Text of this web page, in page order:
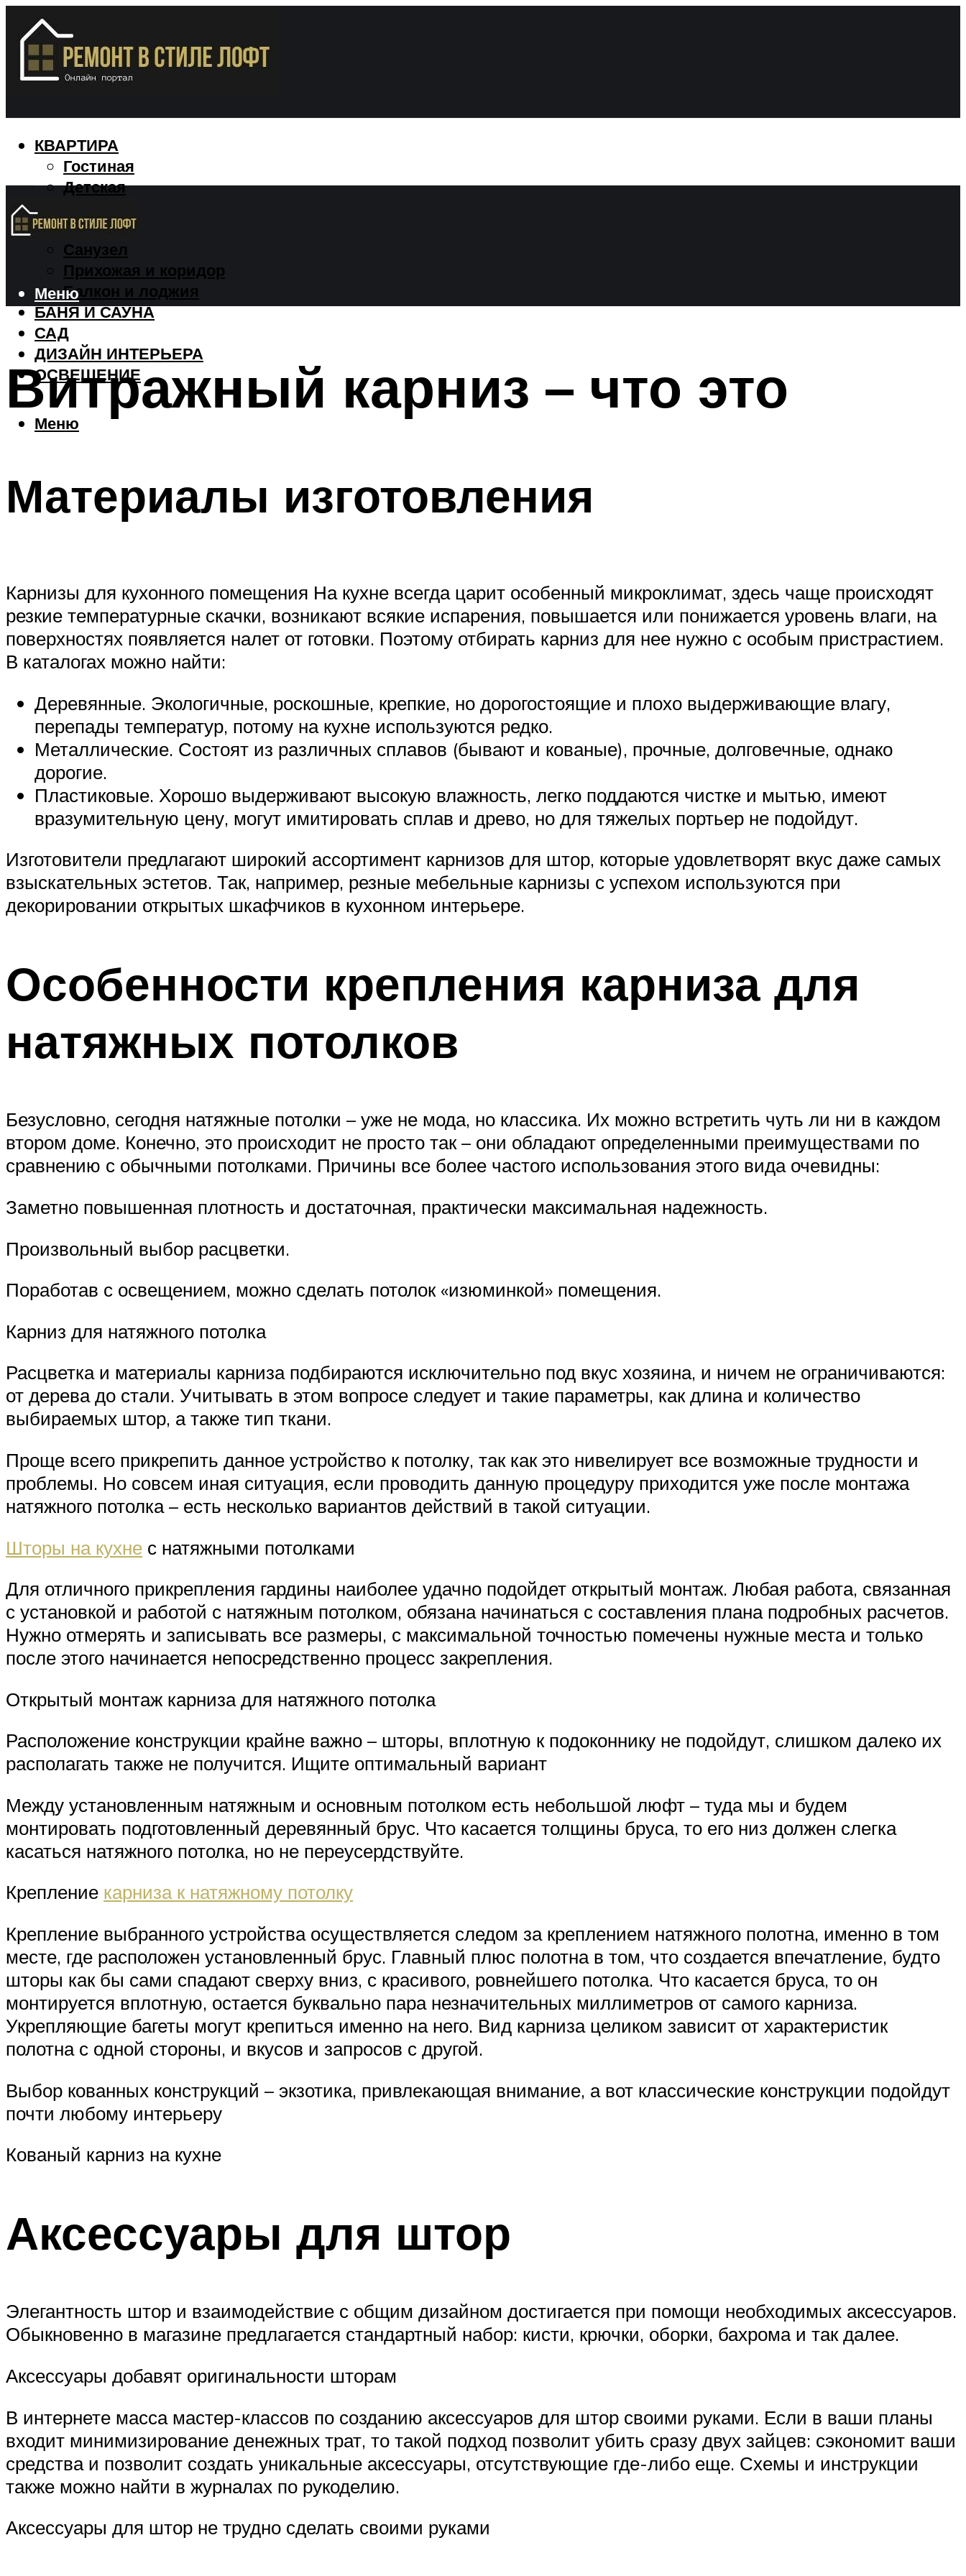
КВАРТИРА
Гостиная
Детская
Спальня
Санузел
Прихожая и коридор
Балкон и лоджия
БАНЯ И САУНА
САД
ДИЗАЙН ИНТЕРЬЕРА
ОСВЕЩЕНИЕ
Меню
Меню
Витражный карниз – что это
Материалы изготовления
Карнизы для кухонного помещения На кухне всегда царит особенный микроклимат, здесь чаще происходят
резкие температурные скачки, возникают всякие испарения, повышается или понижается уровень влаги, на
поверхностях появляется налет от готовки. Поэтому отбирать карниз для нее нужно с особым пристрастием.
В каталогах можно найти:
Деревянные. Экологичные, роскошные, крепкие, но дорогостоящие и плохо выдерживающие влагу,
перепады температур, потому на кухне используются редко.
Металлические. Состоят из различных сплавов (бывают и кованые), прочные, долговечные, однако
дорогие.
Пластиковые. Хорошо выдерживают высокую влажность, легко поддаются чистке и мытью, имеют
вразумительную цену, могут имитировать сплав и древо, но для тяжелых портьер не подойдут.
Изготовители предлагают широкий ассортимент карнизов для штор, которые удовлетворят вкус даже самых
взыскательных эстетов. Так, например, резные мебельные карнизы с успехом используются при
декорировании открытых шкафчиков в кухонном интерьере.
Особенности крепления карниза для
натяжных потолков
Безусловно, сегодня натяжные потолки – уже не мода, но классика. Их можно встретить чуть ли ни в каждом
втором доме. Конечно, это происходит не просто так – они обладают определенными преимуществами по
сравнению с обычными потолками. Причины все более частого использования этого вида очевидны:
Заметно повышенная плотность и достаточная, практически максимальная надежность.
Произвольный выбор расцветки.
Поработав с освещением, можно сделать потолок «изюминкой» помещения.
Карниз для натяжного потолка
Расцветка и материалы карниза подбираются исключительно под вкус хозяина, и ничем не ограничиваются:
от дерева до стали. Учитывать в этом вопросе следует и такие параметры, как длина и количество
выбираемых штор, а также тип ткани.
Проще всего прикрепить данное устройство к потолку, так как это нивелирует все возможные трудности и
проблемы. Но совсем иная ситуация, если проводить данную процедуру приходится уже после монтажа
натяжного потолка – есть несколько вариантов действий в такой ситуации.
Шторы на кухне с натяжными потолками
Для отличного прикрепления гардины наиболее удачно подойдет открытый монтаж. Любая работа, связанная
с установкой и работой с натяжным потолком, обязана начинаться с составления плана подробных расчетов.
Нужно отмерять и записывать все размеры, с максимальной точностью помечены нужные места и только
после этого начинается непосредственно процесс закрепления.
Открытый монтаж карниза для натяжного потолка
Расположение конструкции крайне важно – шторы, вплотную к подоконнику не подойдут, слишком далеко их
располагать также не получится. Ищите оптимальный вариант
Между установленным натяжным и основным потолком есть небольшой люфт – туда мы и будем
монтировать подготовленный деревянный брус. Что касается толщины бруса, то его низ должен слегка
касаться натяжного потолка, но не переусердствуйте.
Крепление карниза к натяжному потолку
Крепление выбранного устройства осуществляется следом за креплением натяжного полотна, именно в том
месте, где расположен установленный брус. Главный плюс полотна в том, что создается впечатление, будто
шторы как бы сами спадают сверху вниз, с красивого, ровнейшего потолка. Что касается бруса, то он
монтируется вплотную, остается буквально пара незначительных миллиметров от самого карниза.
Укрепляющие багеты могут крепиться именно на него. Вид карниза целиком зависит от характеристик
полотна с одной стороны, и вкусов и запросов с другой.
Выбор кованных конструкций – экзотика, привлекающая внимание, а вот классические конструкции подойдут
почти любому интерьеру
Кованый карниз на кухне
Аксессуары для штор
Элегантность штор и взаимодействие с общим дизайном достигается при помощи необходимых аксессуаров.
Обыкновенно в магазине предлагается стандартный набор: кисти, крючки, оборки, бахрома и так далее.
Аксессуары добавят оригинальности шторам
В интернете масса мастер-классов по созданию аксессуаров для штор своими руками. Если в ваши планы
входит минимизирование денежных трат, то такой подход позволит убить сразу двух зайцев: сэкономит ваши
средства и позволит создать уникальные аксессуары, отсутствующие где-либо еще. Схемы и инструкции
также можно найти в журналах по рукоделию.
Аксессуары для штор не трудно сделать своими руками